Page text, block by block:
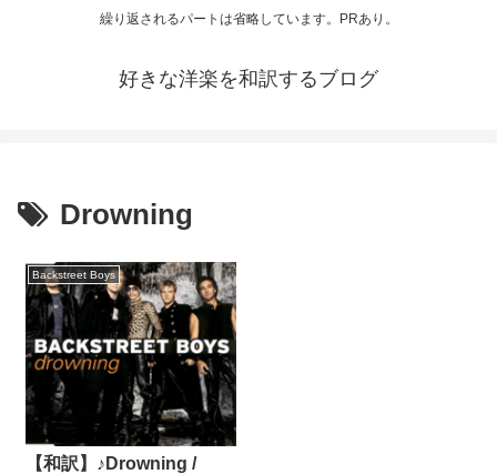
繰り返されるパートは省略しています。PRあり。
好きな洋楽を和訳するブログ
Drowning
Backstreet Boys
【和訳】♪Drowning /